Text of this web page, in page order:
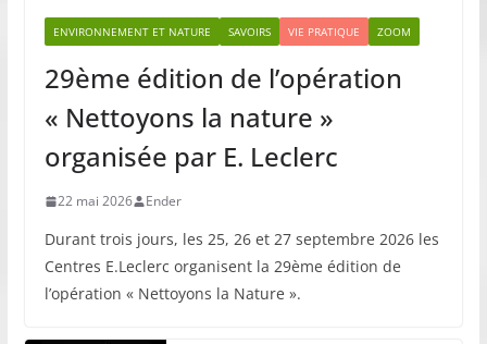
ENVIRONNEMENT ET NATURE SAVOIRS VIE PRATIQUE ZOOM
29ème édition de l’opération
« Nettoyons la nature »
organisée par E. Leclerc
22 mai 2026 Ender
Durant trois jours, les 25, 26 et 27 septembre 2026 les
Centres E.Leclerc organisent la 29ème édition de
l’opération « Nettoyons la Nature ».